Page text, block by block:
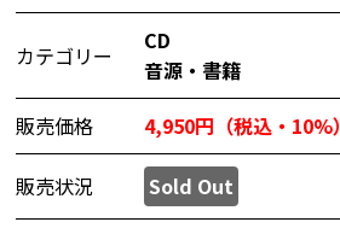
カテゴリー
CD
音源・書籍
販売価格
4,950円（税込・10%）
販売状況 Sold Out